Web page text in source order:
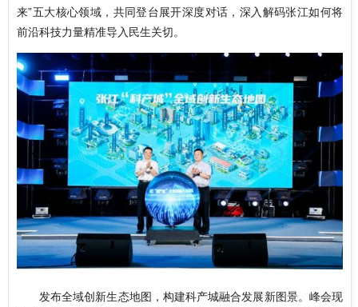
来”五大核心领域，共同登台展开深度对话，深入解码张江如何将
前沿科技力量精准导入民生关切。
发布全域创新生态地图，构建科产城融合发展新图景。 峰会现